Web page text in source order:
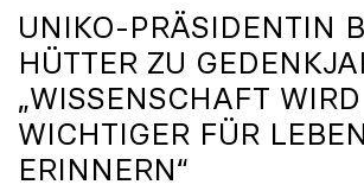
UNIKO-PRÄSIDENTIN
HÜTTER ZU
„WISSENSCHAFT
WICHTIGER FÜR
ERINNERN“